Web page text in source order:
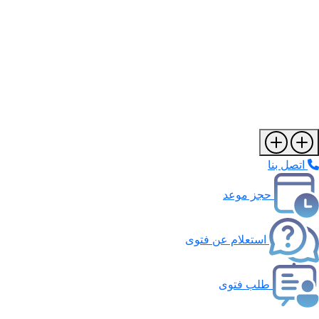
اتصل بنا
حجز موعد
استعلام عن فتوى
طلب فتوى